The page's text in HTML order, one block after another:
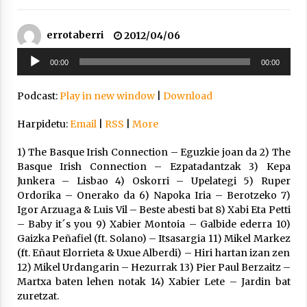
eta ondoren zer?
Arrosaren IX. Topaketak – Mila
esker guztioi!
2021/11/11
errotaberri
2012/04/06
Soinu
erreproduzigailua
00:00 00:00
Podcast:Play in new window| Download
Harpidetu:Email| RSS More
1) The Basque Irish Connection – Eguzkie joan da 2) The
Basque Irish Connection – Ezpatadantzak 3) Kepa
Junkera – Lisbao 4) Oskorri – Upelategi 5) Ruper
Ordorika – Onerako da 6) Napoka Iria – Berotzeko 7)
Igor Arzuaga & Luis Vil – Beste abesti bat 8) Xabi Eta Petti
– Baby it´s you 9) Xabier Montoia – Galbide ederra 10)
Gaizka Peñafiel (ft. Solano) – Itsasargia 11) Mikel Markez
(ft. Eñaut Elorrieta & Uxue Alberdi) – Hiri hartan izan zen
12) Mikel Urdangarin – Hezurrak 13) Pier Paul Berzaitz –
Martxa baten lehen notak 14) Xabier Lete – Jardin bat
zuretzat.